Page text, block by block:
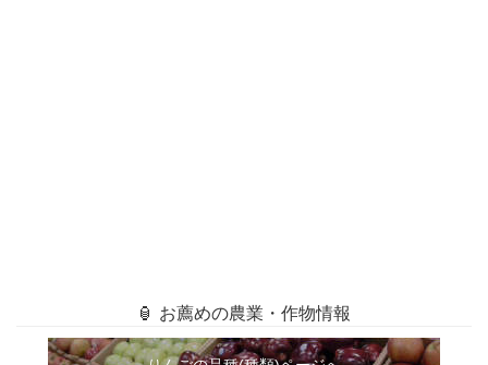
🏮 お薦めの農業・作物情報